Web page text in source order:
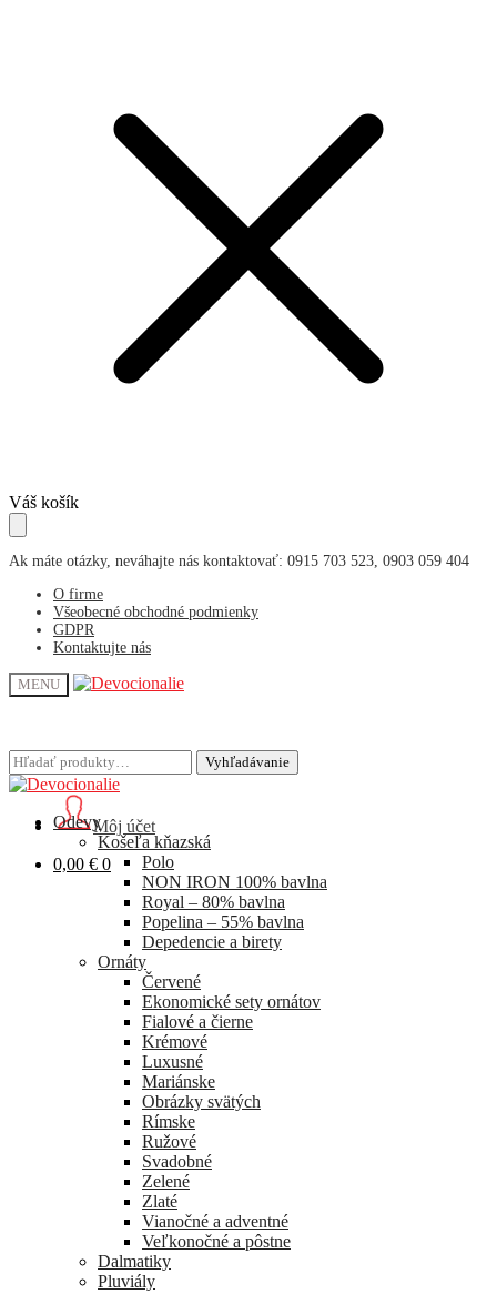
Skip
to
navigation
Skip
to
content
Váš košík
Ak máte otázky, neváhajte nás kontaktovať: 0915 703 523, 0903 059 404
O firme
Všeobecné obchodné podmienky
GDPR
Kontaktujte nás
MENU
Hľadať: Vyhľadávanie
Môj účet
0,00 € 0
Hľadať: Vyhľadávanie
Odevy
Košeľa kňazská
Polo
NON IRON 100% bavlna
Royal – 80% bavlna
Popelina – 55% bavlna
Depedencie a birety
Ornáty
Červené
Ekonomické sety ornátov
Fialové a čierne
Krémové
Luxusné
Mariánske
Obrázky svätých
Rímske
Ružové
Svadobné
Zelené
Zlaté
Vianočné a adventné
Veľkonočné a pôstne
Dalmatiky
Pluviály